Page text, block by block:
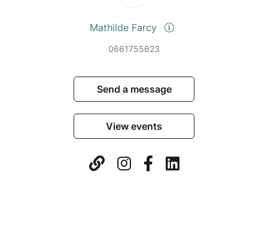
Mathilde Farcy
0661755623
Send a message
View events